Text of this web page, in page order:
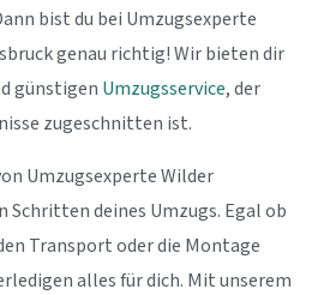
bist du bei Umzugsexperte
genau richtig! Wir bieten dir
günstigen Umzugsservice, der
zugeschnitten ist.
Umzugsexperte Wilder
deines Umzugs. Egal ob
Transport oder die Montage
alles für dich. Mit unserem